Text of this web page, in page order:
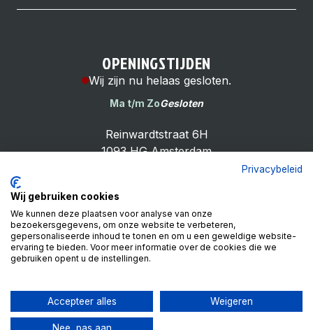
Cheap Bike Shop
4.9
Based on 99 reviews
Review ons op
OPENINGSTIJDEN
Wij zijn nu helaas gesloten.
Ma t/m ZoGesloten
Reinwardtstraat 6H
1093 HG Amsterdam
Privacybeleid
Wij gebruiken cookies
We kunnen deze plaatsen voor analyse van onze
bezoekersgegevens, om onze website te verbeteren,
gepersonaliseerde inhoud te tonen en om u een geweldige website-
ervaring te bieden. Voor meer informatie over de cookies die we
gebruiken opent u de instellingen.
Accepteer alles Weigeren